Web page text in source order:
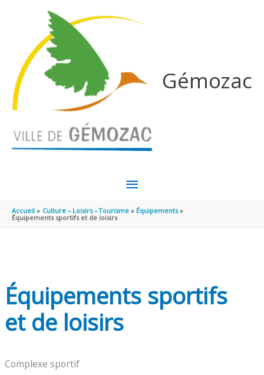
Gémozac
MENU
PRINCIPAL
Accueil Culture – Loisirs – Tourisme
Équipements
Équipements sportifs et de loisirs
Équipements sportifs
et de loisirs
Complexe sportif